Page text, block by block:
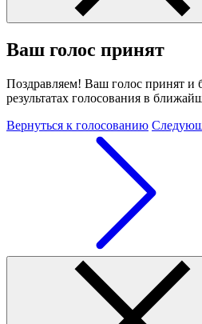
Ваш голос принят
Поздравляем! Ваш голос принят и
результатах голосования в
Вернуться к голосованию